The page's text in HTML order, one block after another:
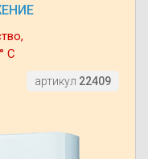
С
артикул 22409